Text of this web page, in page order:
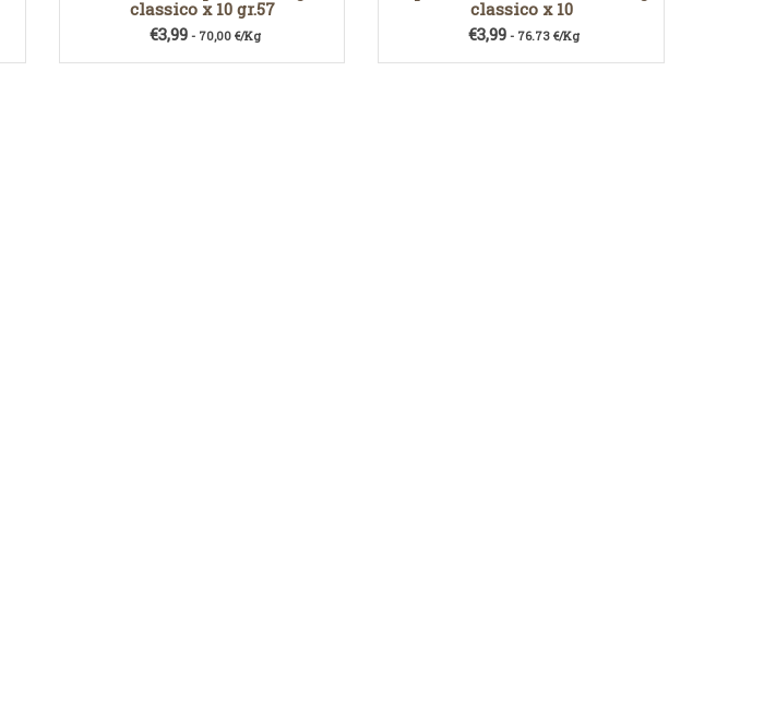
classico x 10 gr.57
€3,99- 70,00 €/Kg
classico x 10
€3,99 - 76.73 €/Kg